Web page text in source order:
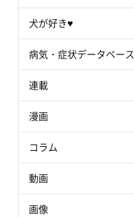
犬が好き♥
病気・症状データベース
連載
漫画
コラム
動画
画像